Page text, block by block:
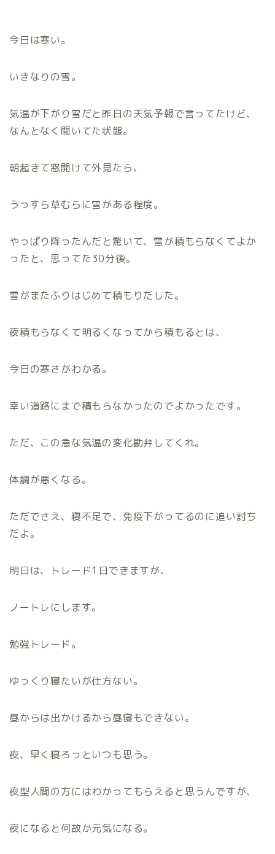
今日は寒い。
いきなりの雪。
気温が下がり雪だと昨日の天気予報で言ってたけど、
なんとなく聞いてた状態。
朝起きて窓開けて外見たら、
うっすら草むらに雪がある程度。
やっぱり降ったんだと驚いて、雪が積もらなくてよか
ったと、思ってた30分後。
雪がまたふりはじめて積もりだした。
夜積もらなくて明るくなってから積もるとは、
今日の寒さがわかる。
幸い道路にまで積もらなかったのでよかったです。
ただ、この急な気温の変化勘弁してくれ。
体調が悪くなる。
ただでさえ、寝不足で、免疫下がってるのに追い討ち
だよ。
明日は、トレード1日できますが、
ノートレにします。
勉強トレード。
ゆっくり寝たいが仕方ない。
昼からは出かけるから昼寝もできない。
夜、早く寝ろっといつも思う。
夜型人間の方にはわかってもらえると思うんですが、
夜になると何故か元気になる。